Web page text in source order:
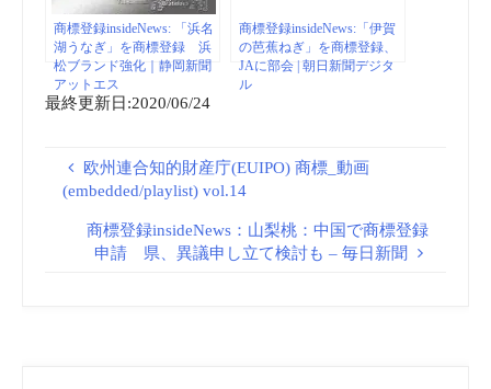
商標登録insideNews: 「浜名
湖うなぎ」を商標登録 浜
松ブランド強化｜静岡新聞
アットエス
商標登録insideNews:「伊賀
の芭蕉ねぎ」を商標登録、
JAに部会 | 朝日新聞デジタ
ル
最終更新日:2020/06/24
欧州連合知的財産庁(EUIPO) 商標_動画
(embedded/playlist) vol.14
商標登録insideNews：山梨桃：中国で商標登録
申請 県、異議申し立て検討も – 毎日新聞